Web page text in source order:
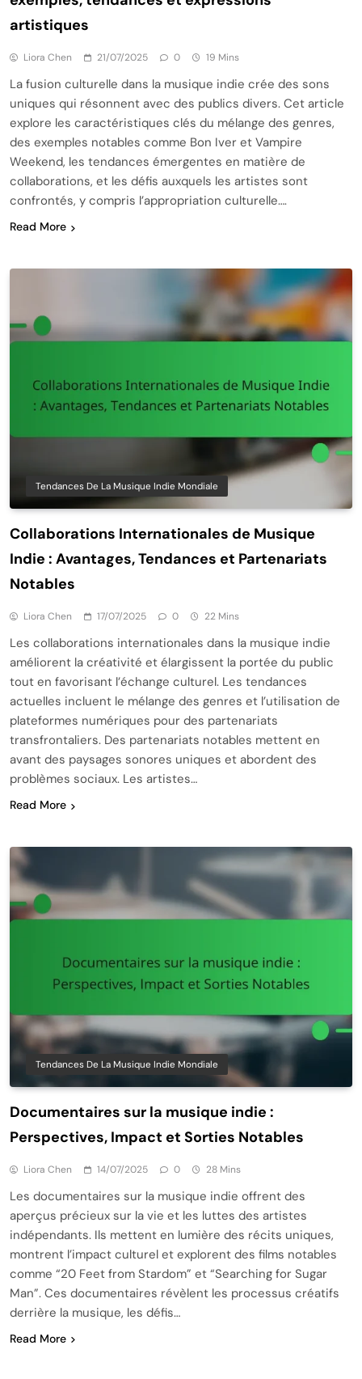
artistiques
Liora Chen 21/07/2025 0 19 Mins
La fusion culturelle dans la musique indie crée des sons
uniques qui résonnent avec des publics divers. Cet article
explore les caractéristiques clés du mélange des genres,
des exemples notables comme Bon Iver et Vampire
Weekend, les tendances émergentes en matière de
collaborations, et les défis auxquels les artistes sont
confrontés, y compris l’appropriation culturelle….
Read More
Tendances De La Musique Indie Mondiale
Collaborations Internationales de Musique
Indie : Avantages, Tendances et Partenariats
Notables
Liora Chen 17/07/2025 0 22 Mins
Les collaborations internationales dans la musique indie
améliorent la créativité et élargissent la portée du public
tout en favorisant l’échange culturel. Les tendances
actuelles incluent le mélange des genres et l’utilisation de
plateformes numériques pour des partenariats
transfrontaliers. Des partenariats notables mettent en
avant des paysages sonores uniques et abordent des
problèmes sociaux. Les artistes…
Read More
Tendances De La Musique Indie Mondiale
Documentaires sur la musique indie :
Perspectives, Impact et Sorties Notables
Liora Chen 14/07/2025 0 28 Mins
Les documentaires sur la musique indie offrent des
aperçus précieux sur la vie et les luttes des artistes
indépendants. Ils mettent en lumière des récits uniques,
montrent l’impact culturel et explorent des films notables
comme “20 Feet from Stardom” et “Searching for Sugar
Man”. Ces documentaires révèlent les processus créatifs
derrière la musique, les défis…
Read More